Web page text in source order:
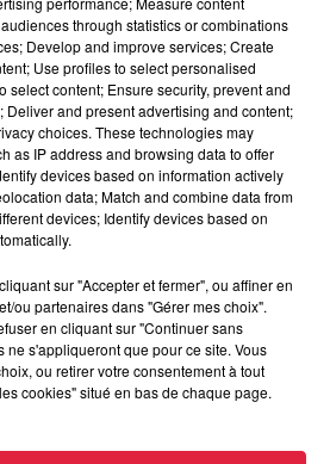
brune sort des robinets
habitants de Hoerdt ont vu de
leurs robinets. Face aux
la municipalité a pris...
through statistics or combinations
Develop and improve services; Create
Use profiles to select personalised
select content; Ensure security, prevent and
Deliver and present advertising and content;
choices. These technologies may
as IP address and browsing data to offer
devices based on information actively
data; Match and combine data from
devices; Identify devices based on
sur "Accepter et fermer", ou affiner en
ou partenaires dans "Gérer mes choix".
en cliquant sur "Continuer sans
ne s'appliqueront que pour ce site. Vous
ou retirer votre consentement à tout
cookies" situé en bas de chaque page.